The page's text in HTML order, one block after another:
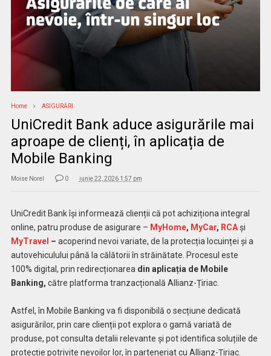
Home ASIGURĂRI
UniCredit Bank aduce asigurările mai
aproape de clienți, în aplicația de
Mobile Banking
Moise Norel 0 iunie 22, 2026 1:57 pm
UniCredit Bank își informează clienții că pot achiziționa integral
online, patru produse de asigurare – MyHome, MyCar, RCAși
MyTravel – acoperind nevoi variate, de la protecția locuinței și a
autovehiculului până la călătorii în străinătate. Procesul este
100% digital, prin redirecționarea din aplicația de Mobile
Banking, către platforma tranzacțională Allianz-Țiriac.
Astfel, în Mobile Banking va fi disponibilă o secțiune dedicată
asigurărilor, prin care clienții pot explora o gamă variată de
produse, pot consulta detalii relevante și pot identifica soluțiile de
protecție potrivite nevoilor lor, în parteneriat cu Allianz-Țiriac.